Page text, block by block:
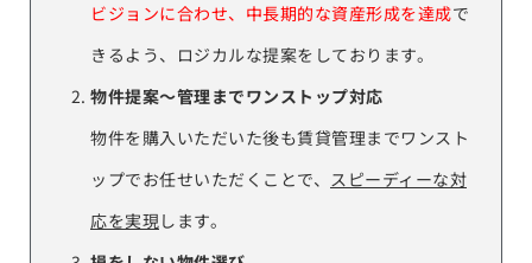
ビジョンに合わせ、中長期的な資産形成を達成で
きるよう、ロジカルな提案をしております。
物件提案〜管理までワンストップ対応
物件を購入いただいた後も賃貸管理までワンスト
ップでお任せいただくことで、 スピーディーな対
応を実現します。